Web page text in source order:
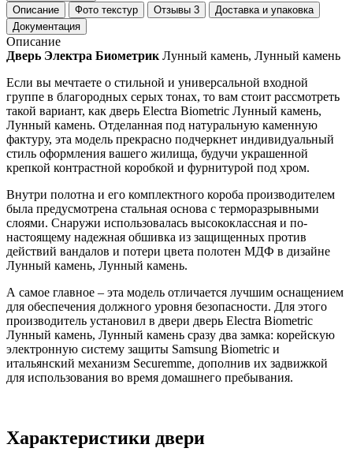
Описание
Фото текстур Отзывы 3
Доставка и упаковка
Документация
Описание
Дверь Электра Биометрик Лунный камень, Лунный камень
Если вы мечтаете о стильной и универсальной входной
группе в благородных серых тонах, то вам стоит рассмотреть
такой вариант, как дверь Electra Biometric Лунный камень,
Лунный камень. Отделанная под натуральную каменную
фактуру, эта модель прекрасно подчеркнет индивидуальный
стиль оформления вашего жилища, будучи украшенной
крепкой контрастной коробкой и фурнитурой под хром.
Внутри полотна и его комплектного короба производителем
была предусмотрена стальная основа с терморазрывными
слоями. Снаружи использовалась высококлассная и по-
настоящему надежная обшивка из защищенных против
действий вандалов и потери цвета полотен МДФ в дизайне
Лунный камень, Лунный камень.
А самое главное – эта модель отличается лучшим оснащением
для обеспечения должного уровня безопасности. Для этого
производитель установил в двери дверь Electra Biometric
Лунный камень, Лунный камень сразу два замка: корейскую
электронную систему защиты Samsung Biometric и
итальянский механизм Securemme, дополнив их задвижкой
для использования во время домашнего пребывания.
Характеристики двери